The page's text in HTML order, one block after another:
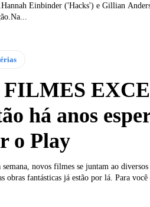
Einbinder ('Hacks') e Gillian
FILMES
há anos
o Play
semana, novos filmes se juntam ao
obras fantásticas já estão por lá. Para você